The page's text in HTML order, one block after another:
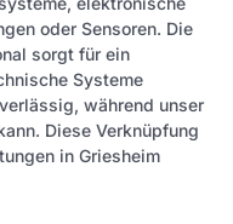
oder Sensoren. Die
sorgt für ein
Systeme
während unser
Diese Verknüpfung
in Griesheim